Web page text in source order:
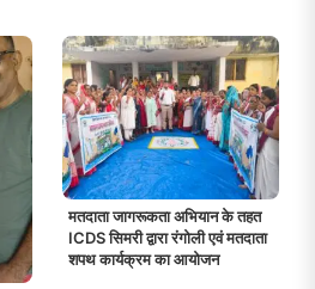
मतदाता जागरूकता अभियान के तहत
ICDS सिमरी द्वारा रंगोली एवं मतदाता
शपथ कार्यक्रम का आयोजन